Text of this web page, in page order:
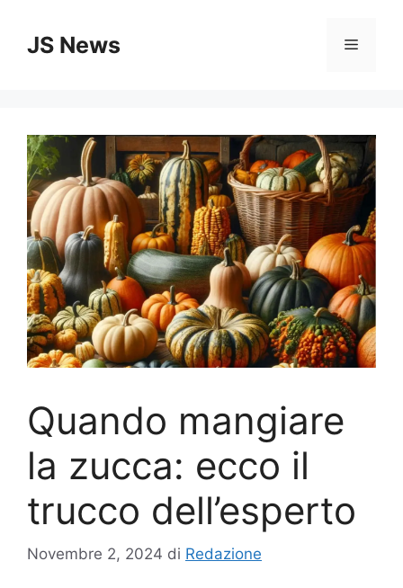
contenuto
JS News Menu
Quando mangiare
la zucca: ecco il
trucco dell’esperto
Novembre 2, 2024 di Redazione